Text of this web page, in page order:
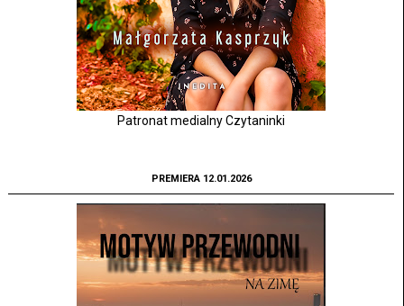
Patronat medialny Czytaninki
PREMIERA 12.01.2026